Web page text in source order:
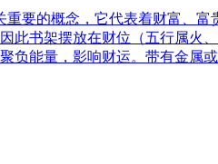
要的概念，它代表着财富、
书架摆放在财位（五行属火
负能量，影响财运。带有金属